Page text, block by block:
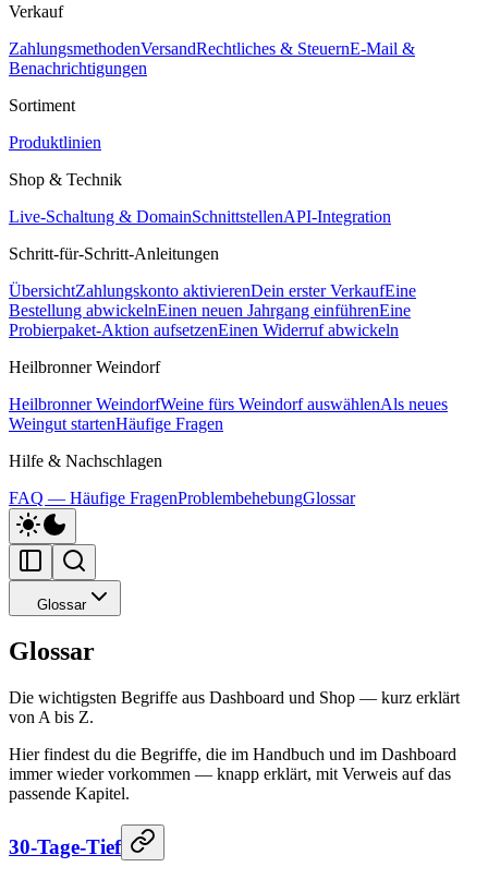
Verkauf
ZahlungsmethodenVersandRechtliches & SteuernE-Mail &
Benachrichtigungen
Sortiment
Produktlinien
Shop & Technik
Live-Schaltung & DomainSchnittstellenAPI-Integration
Schritt-für-Schritt-Anleitungen
ÜbersichtZahlungskonto aktivierenDein erster VerkaufEine
Bestellung abwickelnEinen neuen Jahrgang einführenEine
Probierpaket-Aktion aufsetzenEinen Widerruf abwickeln
Heilbronner Weindorf
Heilbronner WeindorfWeine fürs Weindorf auswählenAls neues
Weingut startenHäufige Fragen
Hilfe & Nachschlagen
FAQ — Häufige FragenProblembehebungGlossar
Glossar
Glossar
Die wichtigsten Begriffe aus Dashboard und Shop — kurz erklärt
von A bis Z.
Hier findest du die Begriffe, die im Handbuch und im Dashboard
immer wieder vorkommen — knapp erklärt, mit Verweis auf das
passende Kapitel.
30-Tage-Tief